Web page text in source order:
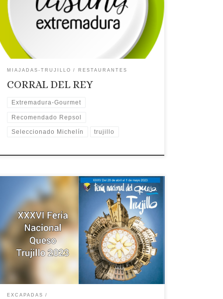
electrónico
Teléfono: Teléfono: 927 323 071
Recomendaciones: Seleccionado Guía Michelín €€
Tradicional.Recomendado Guía
Repsol.Gastroexperiencias. Extremadura
Gourmet. 🗺Ubicación
MIAJADAS-TRUJILLO RESTAURANTES
CORRAL DEL REY
Extremadura-Gourmet
Recomendado Repsol
Seleccionado Michelín trujillo
Guía para visitar la feria del Queso de Trujillo Del
28 de abril al 1 de mayo de 2023 Introducción Guía
para comprar queso de Extremadura Guía para el
visitante Casas Rurales Historia de la Feria del
Queso de Trujillo Denominaciones de Origen
Queseras Ruta recomendada El tiempo
EXCAPADAS